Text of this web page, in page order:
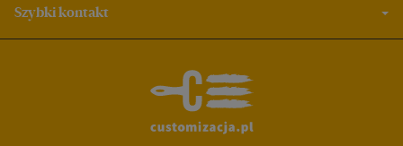
Szybki kontakt